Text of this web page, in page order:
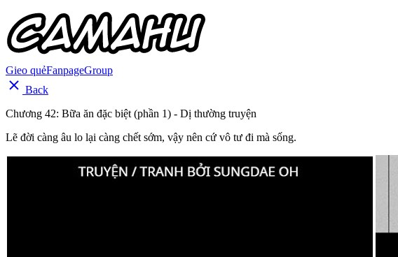
Gieo quẻFanpageGroup
Back
Chương 42: Bữa ăn đặc biệt (phần 1) - Dị thường truyện
Lẽ đời càng âu lo lại càng chết sớm, vậy nên cứ vô tư đi mà sống.